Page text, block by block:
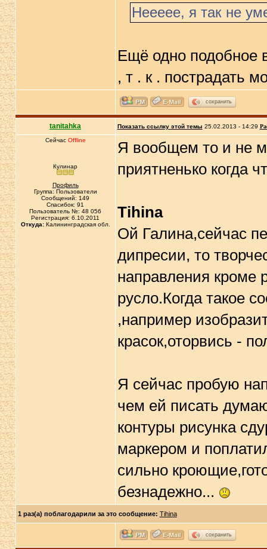
Неееее, я так не
Ещё одно подобное
, т . к . пострадать
сохранить
tanitahka Показать ссылку этой темы 25.02.2013 - 14:29
Сейчас Offline
Кулинар
Профиль
Группа: Пользователи
Сообщений: 149
Спасибок: 91
Пользователь №: 48 056
Регистрация: 6.10.2011
Откуда:Калининградская обл.
Я вообщем то и не
приятненько когда
Tihina
Ой Галина,сейчас
дипресии, то
направления
русло.Когда такое
,например
красок,оторвись -
Я сейчас пробую
чем ей писать
контуры рисунка
маркером и
сильно
безнадежно...
1 раз(а) поблагодарили за это сообщение: Tihina
сохранить